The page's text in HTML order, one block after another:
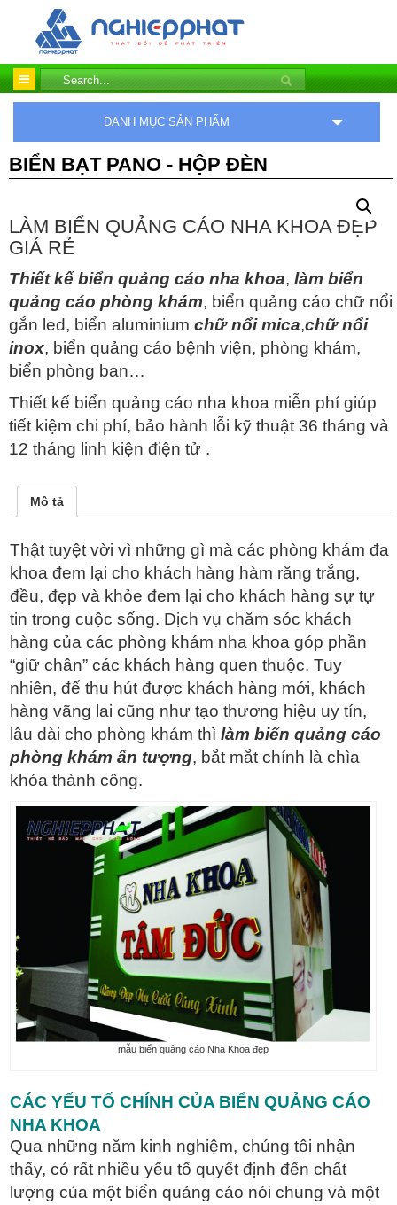
DANH MỤC SẢN PHẨM
BIỂN BẠT PANO - HỘP ĐÈN
LÀM BIỂN QUẢNG CÁO NHA KHOA ĐẸP
GIÁ RẺ
Thiết kế biển quảng cáo nha khoa, làm biển
quảng cáo phòng khám, biển quảng cáo chữ nổi
gắn led, biển aluminium chữ nổi mica,chữ nổi
inox, biển quảng cáo bệnh viện, phòng khám,
biển phòng ban…
Thiết kế biển quảng cáo nha khoa miễn phí giúp
tiết kiệm chi phí, bảo hành lỗi kỹ thuật 36 tháng và
12 tháng linh kiện điện tử .
Mô tả
Thật tuyệt vời vì những gì mà các phòng khám đa
khoa đem lại cho khách hàng hàm răng trắng,
đều, đẹp và khỏe đem lại cho khách hàng sự tự
tin trong cuộc sống. Dịch vụ chăm sóc khách
hàng của các phòng khám nha khoa góp phần
“giữ chân” các khách hàng quen thuộc. Tuy
nhiên, để thu hút được khách hàng mới, khách
hàng vãng lai cũng như tạo thương hiệu uy tín,
lâu dài cho phòng khám thì làm biển quảng cáo
phòng khám ấn tượng, bắt mắt chính là chìa
khóa thành công.
mẫu biển quảng cáo Nha Khoa đẹp
CÁC YẾU TỐ CHÍNH CỦA BIỂN QUẢNG CÁO
NHA KHOA
Qua những năm kinh nghiệm, chúng tôi nhận
thấy, có rất nhiều yếu tố quyết định đến chất
lượng của một biển quảng cáo nói chung và một